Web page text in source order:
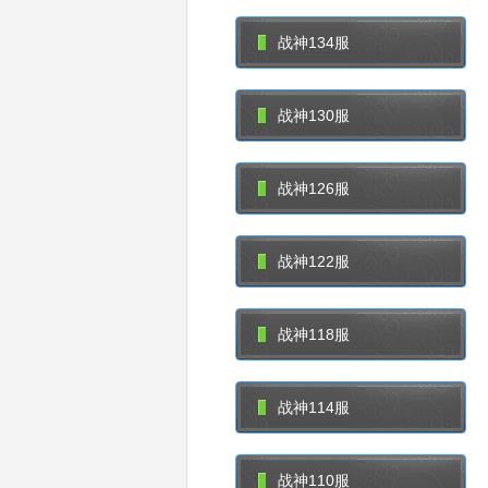
战神134服
战神130服
战神126服
战神122服
战神118服
战神114服
战神110服